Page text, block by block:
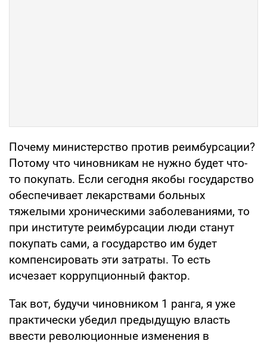
Почему министерство против реимбурсации?
Потому что чиновникам не нужно будет что-
то покупать. Если сегодня якобы государство
обеспечивает лекарствами больных
тяжелыми хроническими заболеваниями, то
при институте реимбурсации люди станут
покупать сами, а государство им будет
компенсировать эти затраты. То есть
исчезает коррупционный фактор.
Так вот, будучи чиновником 1 ранга, я уже
практически убедил предыдущую власть
ввести революционные изменения в